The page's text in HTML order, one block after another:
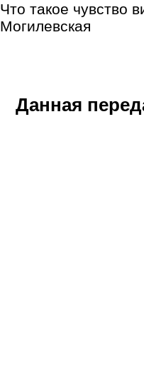
Что такое чувство
Могилевская
Данная